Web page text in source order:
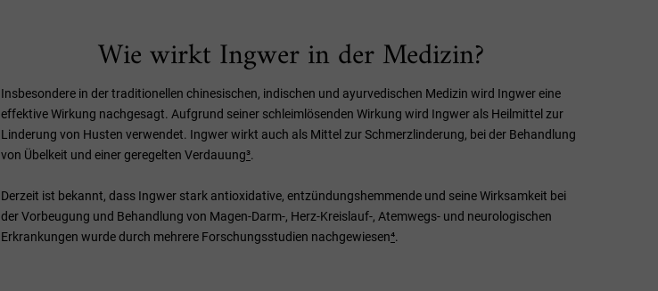
Wie wirkt Ingwer in der Medizin?
Insbesondere in der traditionellen chinesischen, indischen und ayurvedischen Medizin wird Ingwer eine
effektive Wirkung nachgesagt. Aufgrund seiner schleimlösenden Wirkung wird Ingwer als Heilmittel zur
Linderung von Husten verwendet. Ingwer wirkt auch als Mittel zur Schmerzlinderung, bei der Behandlung
von Übelkeit und einer geregelten Verdauung³.
Derzeit ist bekannt, dass Ingwer stark antioxidative, entzündungshemmende und seine Wirksamkeit bei
der Vorbeugung und Behandlung von Magen-Darm-, Herz-Kreislauf-, Atemwegs- und neurologischen
Erkrankungen wurde durch mehrere Forschungsstudien nachgewiesen⁴.